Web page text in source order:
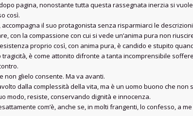
pagina, nonostante tutta questa rassegnata inerzia si
così.
accompagna il suo protagonista senza risparmiarci le
con la compassione con cui si vede un’anima pura non
proprio così, con anima pura, è candido e stupito
è come attonito difronte a tanta incomprensibile
non glielo consente. Ma va avanti.
dalla complessità della vita, ma è un uomo buono che
modo, resiste, conservando dignità e innocenza.
com’è, anche se, in molti frangenti, lo confesso, a